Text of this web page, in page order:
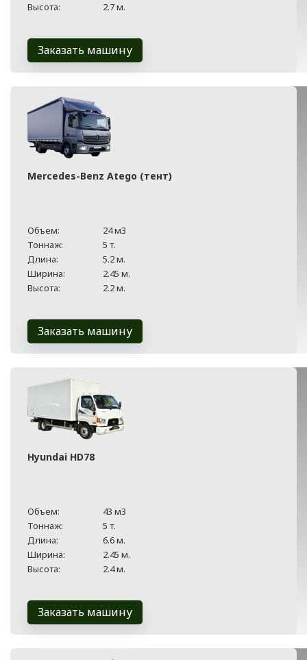
Высота:
2.7 м.
Заказать машину
Mercedes-Benz Atego (тент)
Объем:
24 м3
Тоннаж:
5 т.
Длина:
5.2 м.
Ширина:
2.45 м.
Высота:
2.2 м.
Заказать машину
Hyundai HD78
Объем:
43 м3
Тоннаж:
5 т.
Длина:
6.6 м.
Ширина:
2.45 м.
Высота:
2.4 м.
Заказать машину